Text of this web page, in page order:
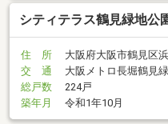
シティテラス鶴見緑地公
住 所
大阪府大阪市鶴見区
交 通
大阪メトロ長堀鶴見
総戸数
224戸
築年月
令和1年10月